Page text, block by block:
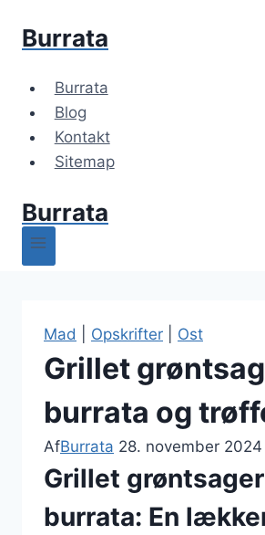
Burrata
Burrata
Blog
Kontakt
Sitemap
Burrata
Mad Opskrifter Ost
Grillet
burrata og
AfBurrata 28. november 2024
Grillet
burrata: En